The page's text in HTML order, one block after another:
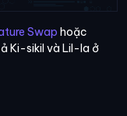
Swap hoặc
Ki-sikil và Lil-la ở